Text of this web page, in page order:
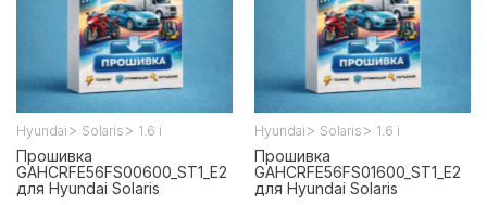
Hyundai > Solaris > 1.6 i
Прошивка
GAHCRFE56FS00600_ST1_E2
для Hyundai Solaris
Hyundai > Solaris > 1.6 i
Прошивка
GAHCRFE56FS01600_ST1_E2
для Hyundai Solaris